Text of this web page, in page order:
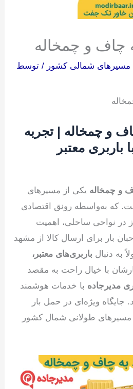
چاف و چمخاله
مسیرهای شمالی کشور / توسط
و چمخاله | تجربه
معتبر
و چمخاله یکی از مسیرهای
که به‌واسطه رونق اقتصادی
نواحی ساحلی، اهمیت
بار برای ارسال کالا از مشهد
به دنبال باربری‌های معتبر،
با خیال راحت به مقصد
مدیرجاده با خدمات هوشمند
جایگاه ویژه‌ای در حمل بار
طولانی شمال کشور